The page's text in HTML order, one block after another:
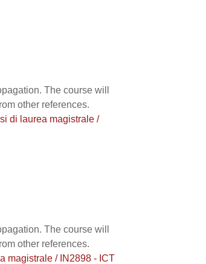
The course will
other references.
di laurea magistrale /
The course will
other references.
magistrale / IN2898 - ICT